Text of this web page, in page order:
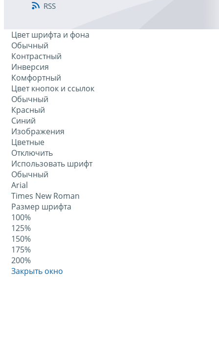
RSS
Цвет шрифта и фона
Обычный
Контрастный
Инверсия
Комфортный
Цвет кнопок и ссылок
Обычный
Красный
Синий
Изображения
Цветные
Отключить
Использовать шрифт
Обычный
Arial
Times New Roman
Размер шрифта
100%
125%
150%
175%
200%
Закрыть окно